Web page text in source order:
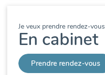
Je veux prendre rendez-vous
En cabinet
Prendre rendez-vous